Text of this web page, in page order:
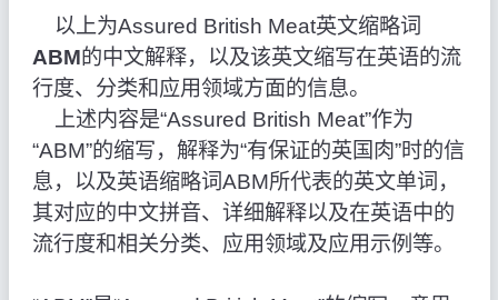
以上为Assured British Meat英文缩略词
ABM的中文解释，以及该英文缩写在英语的流
行度、分类和应用领域方面的信息。
上述内容是“Assured British Meat”作为
“ABM”的缩写，解释为“有保证的英国肉”时的信
息，以及英语缩略词ABM所代表的英文单词，
其对应的中文拼音、详细解释以及在英语中的
流行度和相关分类、应用领域及应用示例等。